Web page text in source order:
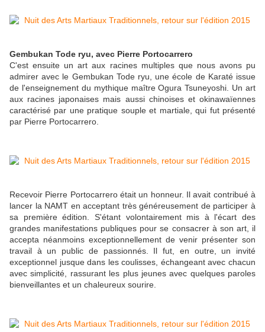
Gembukan Tode ryu, avec Pierre Portocarrero
C'est ensuite un art aux racines multiples que nous avons pu
admirer avec le Gembukan Tode ryu, une école de Karaté issue
de l'enseignement du mythique maître Ogura Tsuneyoshi. Un art
aux racines japonaises mais aussi chinoises et okinawaïennes
caractérisé par une pratique souple et martiale, qui fut présenté
par Pierre Portocarrero.
Recevoir Pierre Portocarrero était un honneur. Il avait contribué à
lancer la NAMT en acceptant très généreusement de participer à
sa première édition. S'étant volontairement mis à l'écart des
grandes manifestations publiques pour se consacrer à son art, il
accepta néanmoins exceptionnellement de venir présenter son
travail à un public de passionnés. Il fut, en outre, un invité
exceptionnel jusque dans les coulisses, échangeant avec chacun
avec simplicité, rassurant les plus jeunes avec quelques paroles
bienveillantes et un chaleureux sourire.